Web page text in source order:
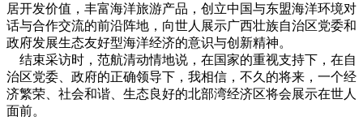
居开发价值，丰富海洋旅游产品，创立中国与东盟海洋环境对
话与合作交流的前沿阵地，向世人展示广西壮族自治区党委和
政府发展生态友好型海洋经济的意识与创新精神。
结束采访时，范航清动情地说，在国家的重视支持下，在自
治区党委、政府的正确领导下，我相信，不久的将来，一个经
济繁荣、社会和谐、生态良好的北部湾经济区将会展示在世人
面前。